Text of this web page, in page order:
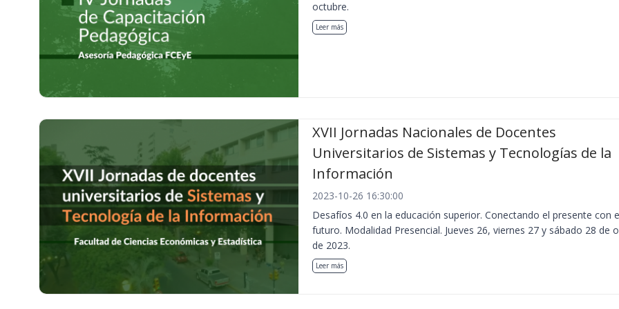
octubre.
Leer más
XVII Jornadas Nacionales de Docentes
Universitarios de Sistemas y Tecnologías de la
Información
2023-10-26 16:30:00
Desafíos 4.0 en la educación superior. Conectando el presente con
futuro. Modalidad Presencial. Jueves 26, viernes 27 y sábado 28 de
de 2023.
Leer más